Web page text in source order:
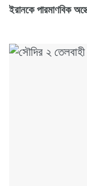
ইরানকে পারমাণবিক